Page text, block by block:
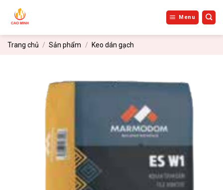
dung
Menu
Trang chủ / Sản phẩm / Keo dán gạch